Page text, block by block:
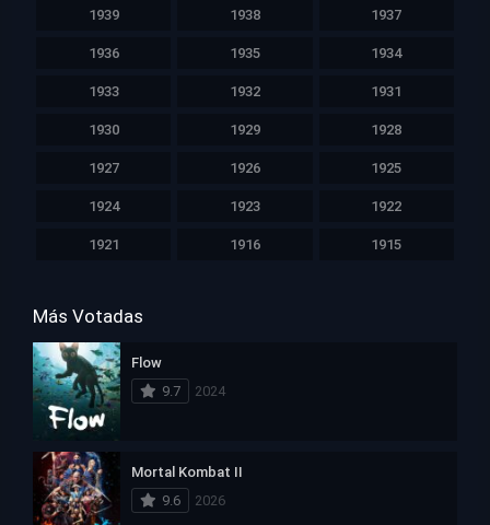
1939 1938 1937
1936 1935 1934
1933 1932 1931
1930 1929 1928
1927 1926 1925
1924 1923 1922
1921 1916 1915
Más Votadas
Flow
9.7
2024
Mortal Kombat II
9.6
2026